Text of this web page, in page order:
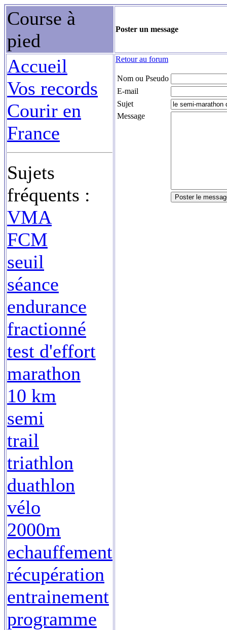
Course à
pied
Poster un message
Accueil
Vos records
Courir en
France
Sujets
fréquents :
VMA
FCM
seuil
séance
endurance
fractionné
test d'effort
marathon
10 km
semi
trail
triathlon
duathlon
vélo
2000m
echauffement
récupération
entrainement
programme
Retour au forum
Nom ou Pseudo
E-mail
Sujet
Message